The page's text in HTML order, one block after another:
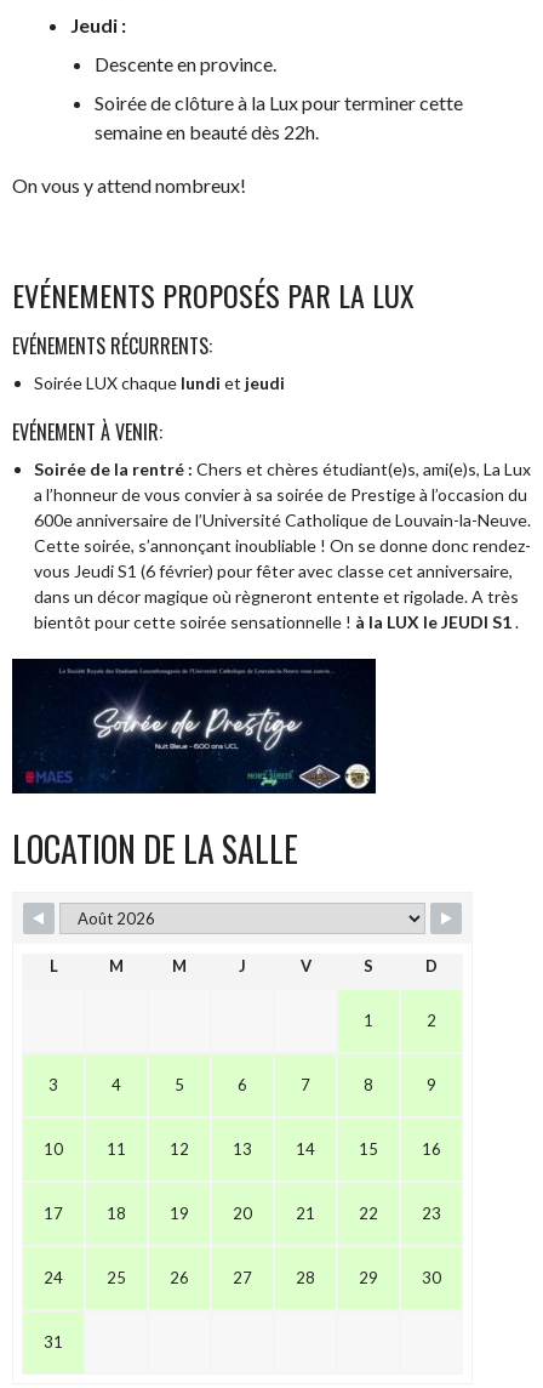
Jeudi :
Descente en province.
Soirée de clôture à la Lux pour terminer cette
semaine en beauté dès 22h.
On vous y attend nombreux!
EVÉNEMENTS PROPOSÉS PAR LA LUX
EVÉNEMENTS RÉCURRENTS:
Soirée LUX chaque lundi et jeudi
EVÉNEMENT À VENIR:
Soirée de la rentré : Chers et chères étudiant(e)s, ami(e)s, La Lux
a l’honneur de vous convier à sa soirée de Prestige à l’occasion du
600e anniversaire de l’Université Catholique de Louvain-la-Neuve.
Cette soirée, s’annonçant inoubliable ! On se donne donc rendez-
vous Jeudi S1 (6 février) pour fêter avec classe cet anniversaire,
dans un décor magique où règneront entente et rigolade. A très
bientôt pour cette soirée sensationnelle ! à la LUX le JEUDI S1.
LOCATION DE LA SALLE
L M M J V S D
1 2
3 4 5 6 7 8 9
10 11 12 13 14 15 16
17 18 19 20 21 22 23
24 25 26 27 28 29 30
31